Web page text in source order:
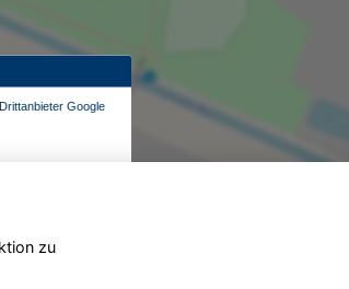
Google
zu